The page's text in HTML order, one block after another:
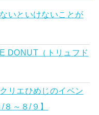
いといけないことが
DONUT（トリュフド
リエひめじのイベン
～８/９】